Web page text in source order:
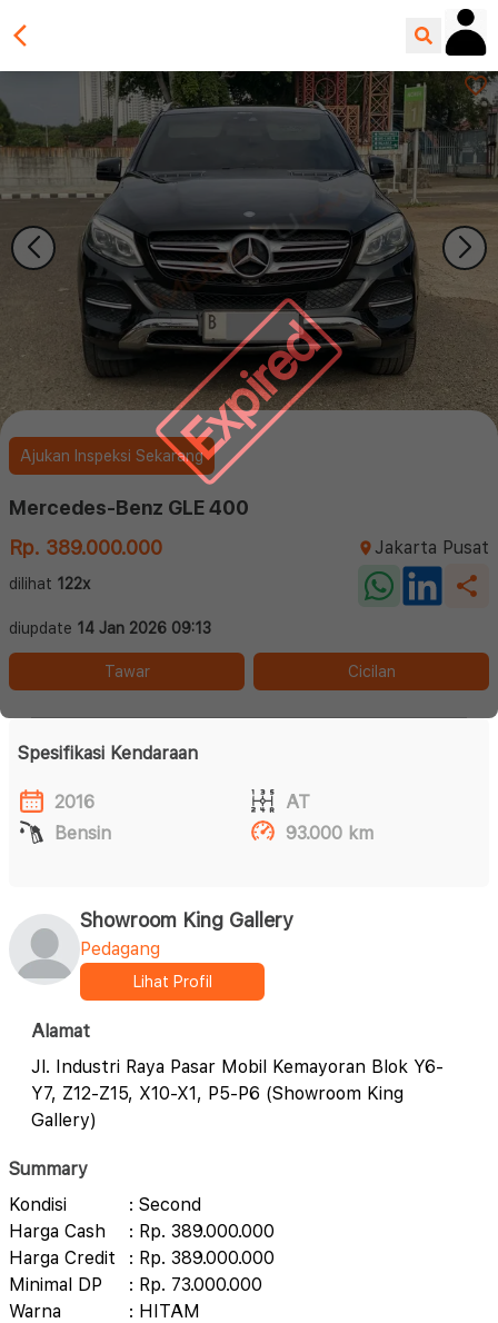
Expired
Ajukan Inspeksi Sekarang
Mercedes-Benz GLE 400
Rp. 389.000.000
Jakarta Pusat
dilihat 122x
diupdate 14 Jan 2026 09:13
Tawar Cicilan
Spesifikasi Kendaraan
2016
AT
Bensin
93.000 km
Showroom King Gallery
Pedagang
Lihat Profil
Alamat
Jl. Industri Raya Pasar Mobil Kemayoran Blok Y6-
Y7, Z12-Z15, X10-X1, P5-P6 (Showroom King
Gallery)
Summary
Kondisi
: Second
Harga Cash
: Rp. 389.000.000
Harga Credit
: Rp. 389.000.000
Minimal DP
: Rp. 73.000.000
Warna
: HITAM